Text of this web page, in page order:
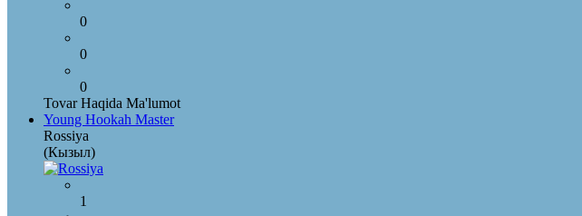
0
0
0
Tovar Haqida Ma'lumot
Young Hookah Master
Rossiya
(Кызыл)
1